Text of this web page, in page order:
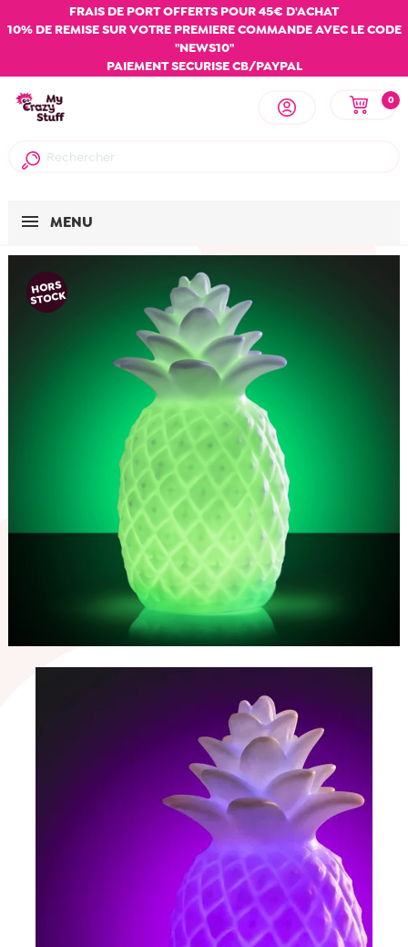
FRAIS DE PORT OFFERTS POUR 45€ D'ACHAT
10% DE REMISE SUR VOTRE PREMIERE COMMANDE AVEC LE CODE
"NEWS10"
PAIEMENT SECURISE CB/PAYPAL
0
MENU
HORS
STOCK